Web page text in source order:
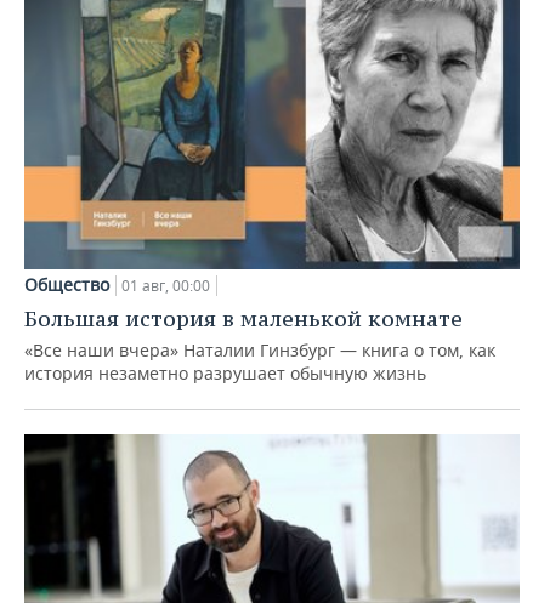
Общество 01 авг, 00:00
Большая история в маленькой комнате
«Все наши вчера» Наталии Гинзбург — книга о том, как
история незаметно разрушает обычную жизнь